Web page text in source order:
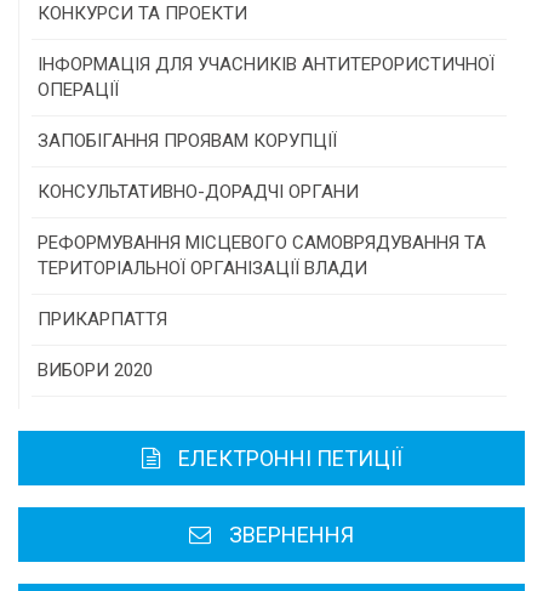
КОНКУРСИ ТА ПРОЕКТИ
Конкурс проектів та програм місцевого
самоврядування
Конкурс інститутів громадянського суспільства
Програми/конкурси МТД
ІНФОРМАЦІЯ ДЛЯ УЧАСНИКІВ АНТИТЕРОРИСТИЧНОЇ
ОПЕРАЦІЇ
ЗАПОБІГАННЯ ПРОЯВАМ КОРУПЦІЇ
КОНСУЛЬТАТИВНО-ДОРАДЧІ ОРГАНИ
Консультативна рада
РЕФОРМУВАННЯ МІСЦЕВОГО САМОВРЯДУВАННЯ ТА
ТЕРИТОРІАЛЬНОЇ ОРГАНІЗАЦІЇ ВЛАДИ
ПРИКАРПАТТЯ
Історична довідка
Районні, міські ради
ВИБОРИ 2020
ЕЛЕКТРОННІ ПЕТИЦІЇ
ЗВЕРНЕННЯ